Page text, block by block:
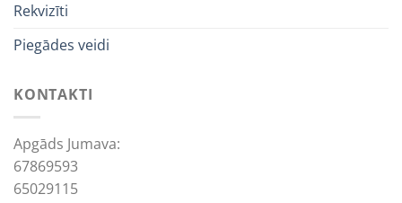
Rekvizīti
Piegādes veidi
KONTAKTI
Apgāds Jumava:
67869593
65029115